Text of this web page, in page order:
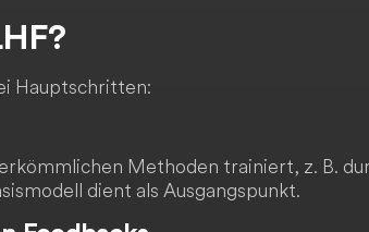
Hauptschritten:
Methoden trainiert, z. B.
dient als Ausgangspunkt.